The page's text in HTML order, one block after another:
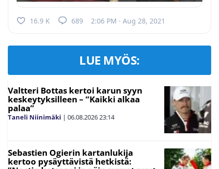
16.9 K 689 2:06 PM · Aug 28, 2021
LUE MYÖS:
Valtteri Bottas kertoi karun syyn
keskeytyksilleen – ”Kaikki alkaa
palaa”
Taneli Niinimäki | 06.08.202623:14
Sebastien Ogierin kartanlukija
kertoo pysäyttävistä hetkistä: